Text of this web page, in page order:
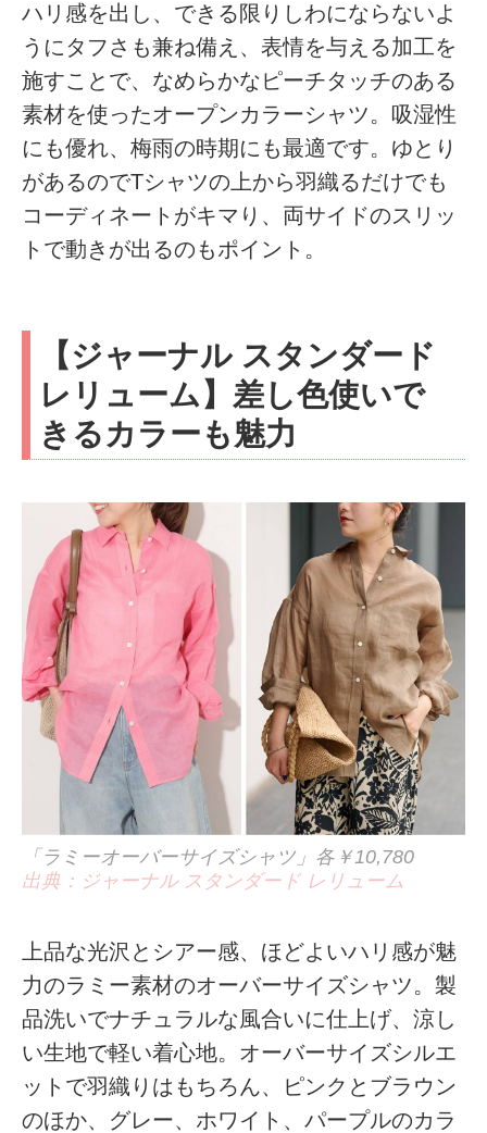
ハリ感を出し、できる限りしわにならないよ
うにタフさも兼ね備え、表情を与える加工を
施すことで、なめらかなピーチタッチのある
素材を使ったオープンカラーシャツ。吸湿性
にも優れ、梅雨の時期にも最適です。ゆとり
があるのでTシャツの上から羽織るだけでも
コーディネートがキマり、両サイドのスリッ
トで動きが出るのもポイント。
【ジャーナル スタンダード
レリューム】差し色使いで
きるカラーも魅力
「ラミーオーバーサイズシャツ」各￥10,780
出典：ジャーナル スタンダード レリューム
上品な光沢とシアー感、ほどよいハリ感が魅
力のラミー素材のオーバーサイズシャツ。製
品洗いでナチュラルな風合いに仕上げ、涼し
い生地で軽い着心地。オーバーサイズシルエ
ットで羽織りはもちろん、ピンクとブラウン
のほか、グレー、ホワイト、パープルのカラ